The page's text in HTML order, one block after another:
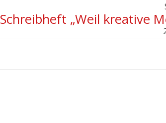
Schreibheft „Weil kreative